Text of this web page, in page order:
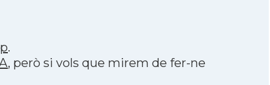
.
, però si vols que mirem de fer-ne